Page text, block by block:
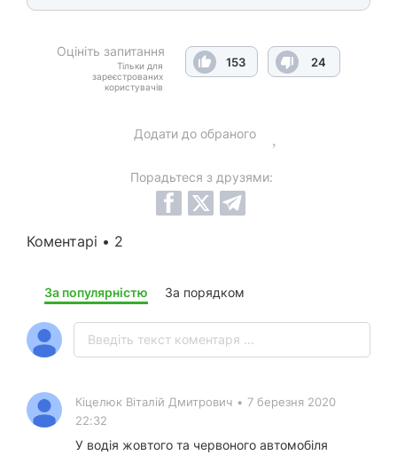
Оцініть запитання
Тільки для
зареєстрованих
користувачів
153 24
Додати до обраного
Порадьтеся з друзями:
Коментарі • 2
За популярністю За порядком
Кiцелюк Вiталiй Дмитрович • 7 березня 2020
22:32
У водія жовтого та червоного автомобіля